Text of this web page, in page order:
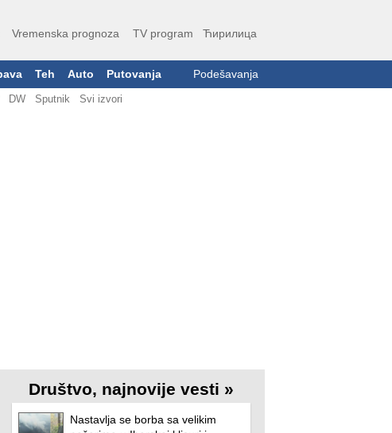
Vremenska prognoza TV program Ћирилица
Teh Auto Putovanja Podešavanja
DW Sputnik Svi izvori
Društvo, najnovije vesti »
Nastavlja se borba sa velikim